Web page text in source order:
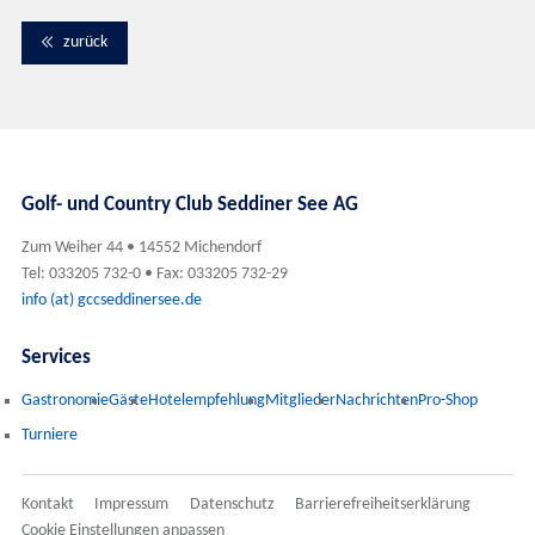
zurück
Golf- und Country Club Seddiner See AG
Zum Weiher 44 • 14552 Michendorf
Tel: 033205 732-0 • Fax: 033205 732-29
info (at) gccseddinersee.de
Services
GastronomieGästeHotelempfehlungMitgliederNachrichtenPro-Shop
Turniere
Kontakt Impressum Datenschutz
Barrierefreiheitserklärung
Cookie Einstellungen anpassen